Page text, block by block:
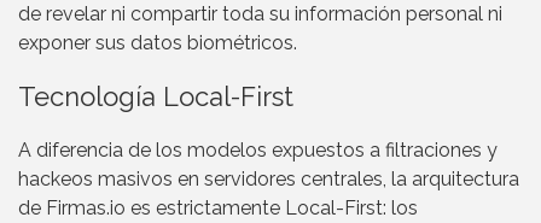
de revelar ni compartir toda su información personal ni
exponer sus datos biométricos.
Tecnología Local-First
A diferencia de los modelos expuestos a filtraciones y
hackeos masivos en servidores centrales, la arquitectura
de Firmas.io es estrictamente Local-First: los